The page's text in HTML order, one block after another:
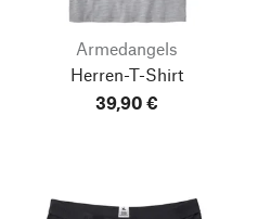
Armedangels
Herren-T-Shirt
39,90 €